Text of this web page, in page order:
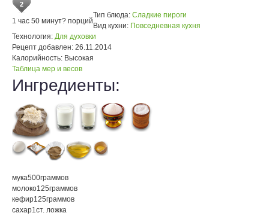
2
1 час 50 минут? порций
Тип блюда: Сладкие пироги
Вид кухни: Повседневная кухня
Технология: Для духовки
Рецепт добавлен: 26.11.2014
Калорийность: Высокая
Таблица мер и весов
Ингредиенты:
мука500граммов
молоко125граммов
кефир125граммов
сахар1ст. ложка